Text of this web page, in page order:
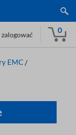
zalogować
0
EMC /